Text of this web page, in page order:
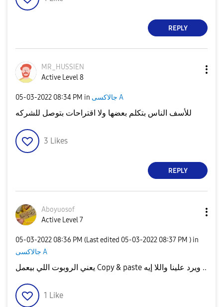
REPLY
MR_HUSSIEN
Active Level 8
‎05-03-2022 08:34 PM in جالاكسى A
للأسف الناس بتكلم بعضها ولا اقتراحات بتوصل للشركه
3 Likes
REPLY
Aboyuosof
Active Level 7
‎05-03-2022 08:36 PM (Last edited ‎05-03-2022 08:37 PM ) in
جالاكسى A
يعني الروبوت اللي بيعمل Copy & paste ويرد علينا واللا إيه ..
1 Like